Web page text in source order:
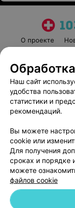
О проекте
© 2026 ООО «Артокс
Наш сайт
удобства
статистики и
рекомендаций.
Вы можете
cookie или
Для получения
сроках и порядке
можете
файлов cookie